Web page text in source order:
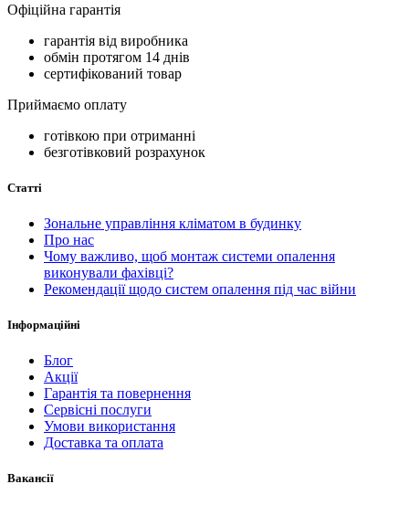
Офіційна гарантія
гарантія від виробника
обмін протягом 14 днів
сертифікований товар
Приймаємо оплату
готівкою при отриманні
безготівковий розрахунок
Статті
Зональне управління кліматом в будинку
Про нас
Чому важливо, щоб монтаж системи опалення
виконували фахівці?
Рекомендації щодо систем опалення під час війни
Інформаційні
Блог
Акції
Гарантія та повернення
Сервісні послуги
Умови використання
Доставка та оплата
Вакансії